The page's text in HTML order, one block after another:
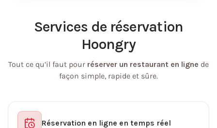
Services de réservation
Hoongry
Tout ce qu’il faut pour réserver un restaurant en ligne de
façon simple, rapide et sûre.
Réservation en ligne en temps réel